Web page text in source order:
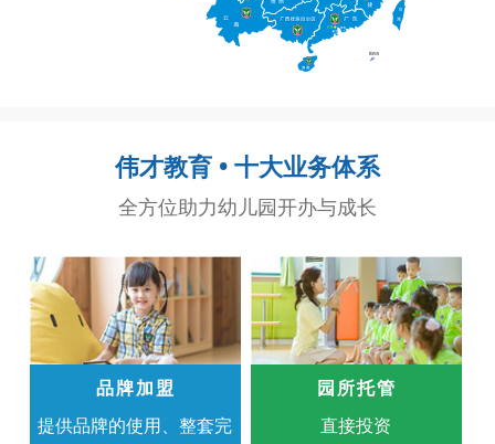
伟才教育 • 十大业务体系
全方位助力幼儿园开办与成长
品牌加盟
提供品牌的使用、整套完
园所托管
直接投资